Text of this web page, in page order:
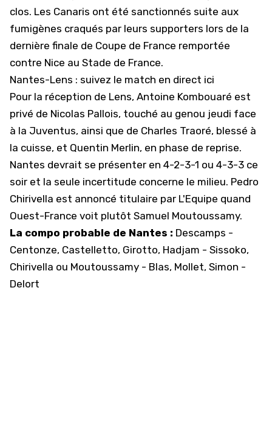
clos. Les Canaris ont été sanctionnés suite aux
fumigènes craqués par leurs supporters lors de la
dernière finale de Coupe de France remportée
contre Nice au Stade de France.
Nantes-Lens : suivez le match en direct ici
Pour la réception de Lens, Antoine Kombouaré est
privé de Nicolas Pallois, touché au genou jeudi face
à la Juventus, ainsi que de Charles Traoré, blessé à
la cuisse, et Quentin Merlin, en phase de reprise.
Nantes devrait se présenter en 4-2-3-1 ou 4-3-3 ce
soir et la seule incertitude concerne le milieu. Pedro
Chirivella est annoncé titulaire par L'Equipe quand
Ouest-France voit plutôt Samuel Moutoussamy.
La compo probable de Nantes : Descamps -
Centonze, Castelletto, Girotto, Hadjam - Sissoko,
Chirivella ou Moutoussamy - Blas, Mollet, Simon -
Delort